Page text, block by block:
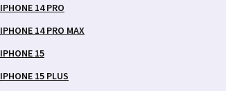
IPHONE 14 PRO
IPHONE 14 PRO MAX
IPHONE 15
IPHONE 15 PLUS